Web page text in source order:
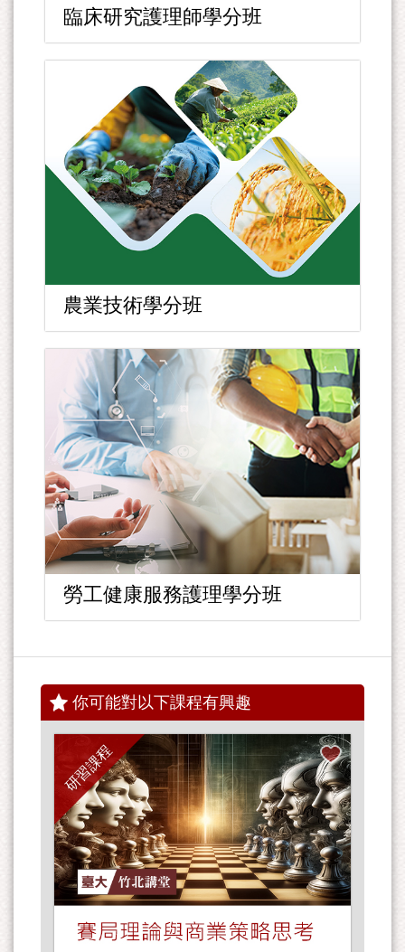
臨床研究護理師學分班
農業技術學分班
勞工健康服務護理學分班
你可能對以下課程有興趣
研習課程